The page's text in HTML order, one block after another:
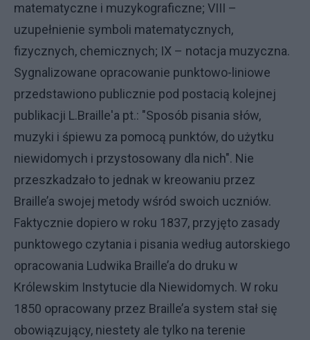
matematyczne i muzykograficzne; VIII –
uzupełnienie symboli matematycznych,
fizycznych, chemicznych; IX – notacja muzyczna.
Sygnalizowane opracowanie punktowo-liniowe
przedstawiono publicznie pod postacią kolejnej
publikacji L.Braille'a pt.: "Sposób pisania słów,
muzyki i śpiewu za pomocą punktów, do użytku
niewidomych i przystosowany dla nich". Nie
przeszkadzało to jednak w kreowaniu przez
Braille’a swojej metody wśród swoich uczniów.
Faktycznie dopiero w roku 1837, przyjęto zasady
punktowego czytania i pisania według autorskiego
opracowania Ludwika Braille’a do druku w
Królewskim Instytucie dla Niewidomych. W roku
1850 opracowany przez Braille’a system stał się
obowiązujący, niestety ale tylko na terenie